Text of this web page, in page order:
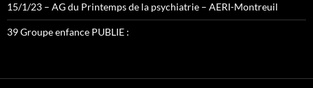
15/1/23 – AG du Printemps de la psychiatrie – AERI-Montreuil
39 Groupe enfance PUBLIE :